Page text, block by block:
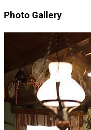
Photo Gallery